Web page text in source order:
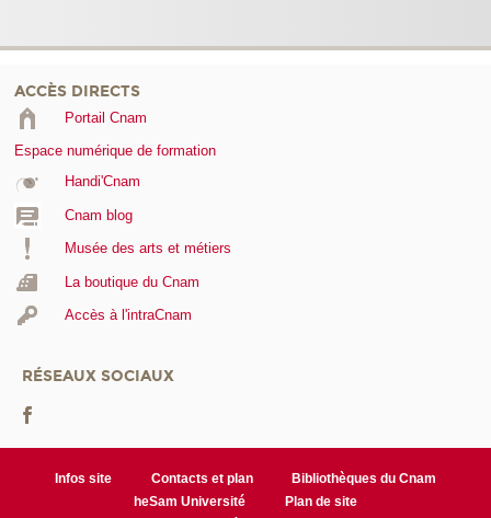
ACCÈS DIRECTS
Portail Cnam
Espace numérique de formation
Handi'Cnam
Cnam blog
Musée des arts et métiers
La boutique du Cnam
Accès à l'intraCnam
RÉSEAUX SOCIAUX
Infos site Contacts et plan
Bibliothèques du Cnam
heSam Université
Plan de site